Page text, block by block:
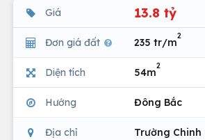
Giá 13.8 tỷ
Đơn giá đất 235 tr/m
2
Diện tích 54m
2
Hướng Đông Bắc
Địa chỉ Trường Chinh